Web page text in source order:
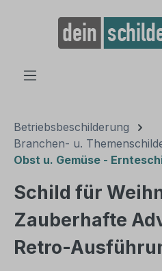
springen
Betriebsbeschilderung
Branchen- u.
Obst u. Gemüse -
Schild für
Zauberhafte
Retro-